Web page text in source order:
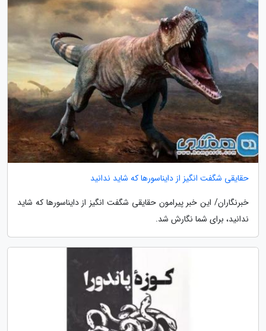
حقایقی شگفت انگیز از دایناسورها که شاید ندانید
خبرنگاران/ این خبر پیرامون حقایقی شگفت انگیز از دایناسورها که شاید
ندانید، برای شما نگارش شد.